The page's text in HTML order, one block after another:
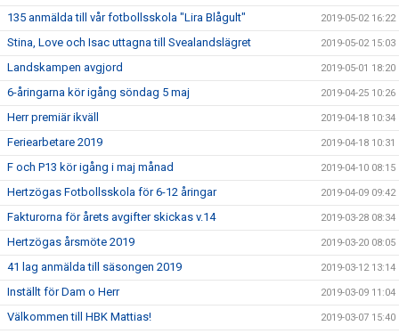
135 anmälda till vår fotbollsskola "Lira Blågult" 2019-05-02 16:22
Stina, Love och Isac uttagna till Svealandslägret 2019-05-02 15:03
Landskampen avgjord 2019-05-01 18:20
6-åringarna kör igång söndag 5 maj 2019-04-25 10:26
Herr premiär ikväll 2019-04-18 10:34
Feriearbetare 2019 2019-04-18 10:31
F och P13 kör igång i maj månad 2019-04-10 08:15
Hertzögas Fotbollsskola för 6-12 åringar 2019-04-09 09:42
Fakturorna för årets avgifter skickas v.14 2019-03-28 08:34
Hertzögas årsmöte 2019 2019-03-20 08:05
41 lag anmälda till säsongen 2019 2019-03-12 13:14
Inställt för Dam o Herr 2019-03-09 11:04
Välkommen till HBK Mattias! 2019-03-07 15:40